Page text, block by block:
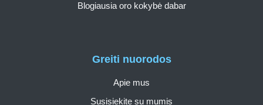
Greiti nuorodos
Apie mus
Susisiekite su mumis
Blogiausia oro kokybė dabar